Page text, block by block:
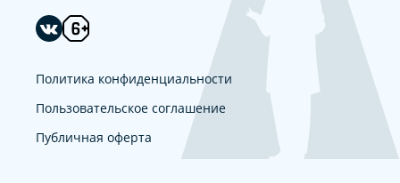
Политика конфиденциальности
Пользовательское соглашение
Публичная оферта